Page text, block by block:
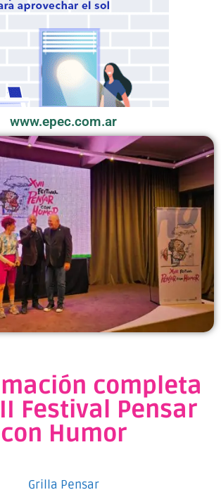
www.epec.com.ar
completa
Festival Pensar
con Humor
Grilla Pensar